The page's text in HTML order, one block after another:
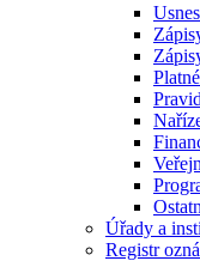
Úřady a
Registr